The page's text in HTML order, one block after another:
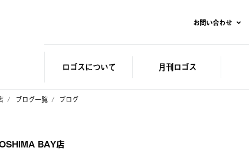
お問い合わせ
ロゴスについて 月刊ロゴス
ブログ一覧 ブログ
BAY店